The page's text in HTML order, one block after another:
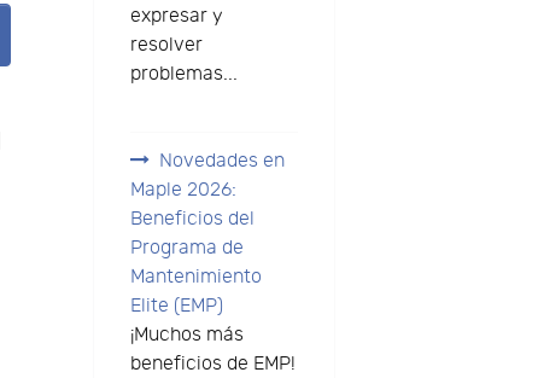
expresar y
resolver
problemas...
Novedades en
Maple 2026:
Beneficios del
Programa de
Mantenimiento
Elite (EMP)
¡Muchos más
beneficios de EMP!